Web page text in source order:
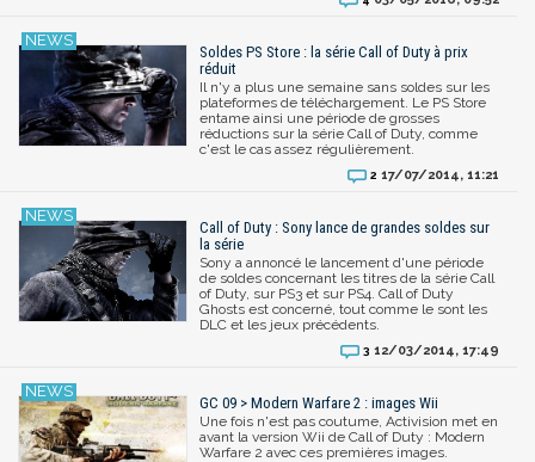
Soldes PS Store : la série Call of Duty à prix
réduit
Il n'y a plus une semaine sans soldes sur les
plateformes de téléchargement. Le PS Store
entame ainsi une période de grosses
réductions sur la série Call of Duty, comme
c'est le cas assez régulièrement.
2 17/07/2014, 11:21
Call of Duty : Sony lance de grandes soldes sur
la série
Sony a annoncé le lancement d'une période
de soldes concernant les titres de la série Call
of Duty, sur PS3 et sur PS4. Call of Duty
Ghosts est concerné, tout comme le sont les
DLC et les jeux précédents.
3 12/03/2014, 17:49
GC 09 > Modern Warfare 2 : images Wii
Une fois n'est pas coutume, Activision met en
avant la version Wii de Call of Duty : Modern
Warfare 2 avec ces premières images.